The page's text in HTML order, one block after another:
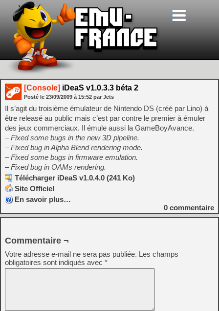
[Console] iDeaS v1.0.3.3 béta 2
Posté le 23/09/2009 à 15:52 par Jets
Il s’agit du troisième émulateur de Nintendo DS (créé par Lino) à
être releasé au public mais c’est par contre le premier à émuler
des jeux commerciaux. Il émule aussi la GameBoyAvance.
– Fixed some bugs in the new 3D pipeline.
– Fixed bug in Alpha Blend rendering mode.
– Fixed some bugs in firmware emulation.
– Fixed bug in OAMs rendering.
Télécharger iDeaS v1.0.4.0 (241 Ko)
Site Officiel
En savoir plus…
0 commentaire
Commentaire ¬
Votre adresse e-mail ne sera pas publiée. Les champs
obligatoires sont indiqués avec *